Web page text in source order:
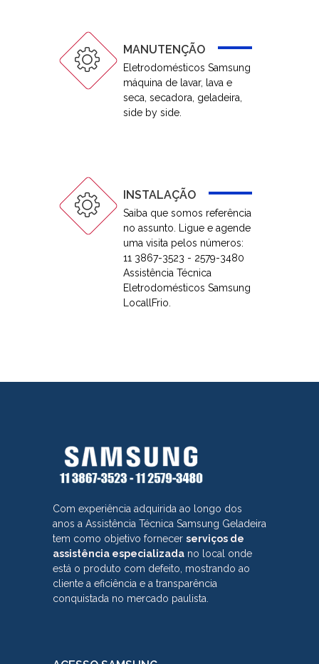
MANUTENÇÃO
Eletrodomésticos Samsung
máquina de lavar, lava e
seca, secadora, geladeira,
side by side.
INSTALAÇÃO
Saiba que somos referência
no assunto. Ligue e agende
uma visita pelos números:
11 3867-3523 - 2579-3480
Assistência Técnica
Eletrodomésticos Samsung
LocallFrio.
Com experiência adquirida ao longo dos
anos a Assistência Técnica Samsung Geladeira
tem como objetivo fornecer serviços de
assistência especializada no local onde
está o produto com defeito, mostrando ao
cliente a eficiência e a transparência
conquistada no mercado paulista.